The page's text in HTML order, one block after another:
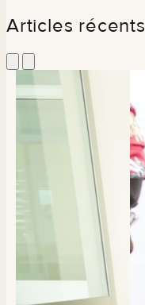
Articles récents